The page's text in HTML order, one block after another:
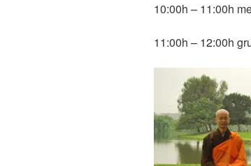
10:00h – 11:00h
11:00h – 12:00h